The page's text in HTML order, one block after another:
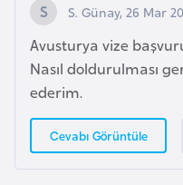
S. Günay, 26 Mar
Avusturya vize
Nasıl doldurulması
ederim.
Cevabı Görüntüle
B
e
n
i
n
B